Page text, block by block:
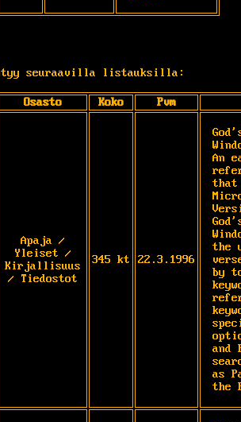
seuraavilla listauksilla:
Osasto Koko Pvm
Apaja /
Yleiset /
Kirjallisuus
/ Tiedostot
345 kt 22.3.1996
An
that
the
by
and
as
the